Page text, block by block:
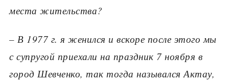
места жительства?
– В 1977 г. я женился и вскоре после этого мы
с супругой приехали на праздник 7 ноября в
город Шевченко, так тогда назывался Актау,